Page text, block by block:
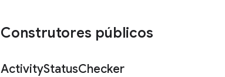
Construtores públicos
ActivityStatusChecker